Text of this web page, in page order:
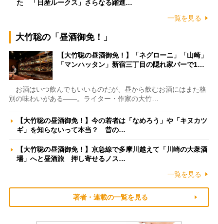
た 「日産ルークス」さらなる躍進…
一覧を見る
大竹聡の「昼酒御免！」
【大竹聡の昼酒御免！】「ネグローニ」「山崎」
「マンハッタン」新宿三丁目の隠れ家バーで1…
お酒はいつ飲んでもいいものだが、昼から飲むお酒にはまた格
別の味わいがある――。ライター・作家の大竹…
【大竹聡の昼酒御免！】今の若者は「なめろう」や「キヌカツ
ギ」を知らないって本当？ 昔の…
【大竹聡の昼酒御免！】京急線で多摩川越えて「川崎の大衆酒
場」へと昼酒旅 押し寄せるノス…
一覧を見る
著者・連載の一覧を見る